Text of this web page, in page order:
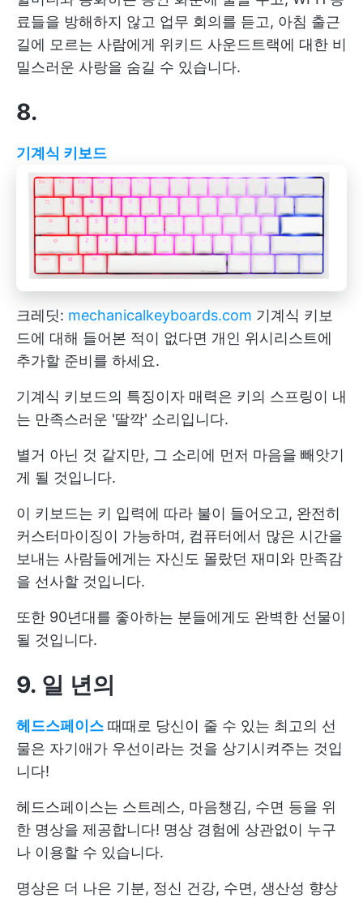
료들을 방해하지 않고 업무 회의를 듣고, 아침 출근
길에 모르는 사람에게 위키드 사운드트랙에 대한 비
밀스러운 사랑을 숨길 수 있습니다.
8.
기계식 키보드
크레딧: mechanicalkeyboards.com 기계식 키보
드에 대해 들어본 적이 없다면 개인 위시리스트에
추가할 준비를 하세요.
기계식 키보드의 특징이자 매력은 키의 스프링이 내
는 만족스러운 '딸깍' 소리입니다.
별거 아닌 것 같지만, 그 소리에 먼저 마음을 빼앗기
게 될 것입니다.
이 키보드는 키 입력에 따라 불이 들어오고, 완전히
커스터마이징이 가능하며, 컴퓨터에서 많은 시간을
보내는 사람들에게는 자신도 몰랐던 재미와 만족감
을 선사할 것입니다.
또한 90년대를 좋아하는 분들에게도 완벽한 선물이
될 것입니다.
9. 일 년의
헤드스페이스 때때로 당신이 줄 수 있는 최고의 선
물은 자기애가 우선이라는 것을 상기시켜주는 것입
니다!
헤드스페이스는 스트레스, 마음챙김, 수면 등을 위
한 명상을 제공합니다! 명상 경험에 상관없이 누구
나 이용할 수 있습니다.
명상은 더 나은 기분, 정신 건강, 수면, 생산성 향상